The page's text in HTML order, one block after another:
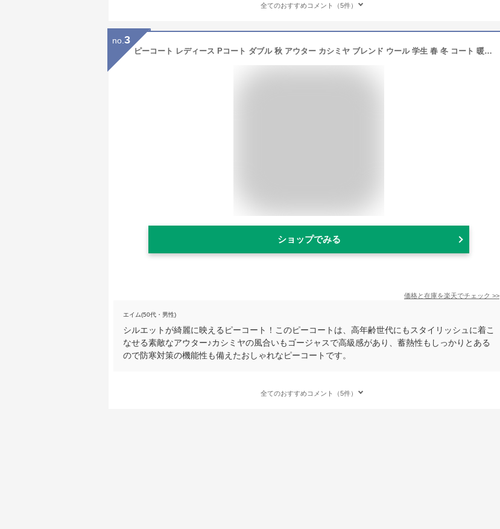
全てのおすすめコメント（5件）
no. 3
ピーコート レディース Pコート ダブル 秋 アウター カシミヤ ブレンド ウール 学生 春 冬 コート 暖かい 通勤 通学 オーバーコート ギフト プレゼント 6F (08000229r)
ショップでみる
価格と在庫を楽天でチェック >>
エイム(50代・男性)
シルエットが綺麗に映えるピーコート！このピーコートは、高年齢世代にもスタイリッシュに着こ
なせる素敵なアウター♪カシミヤの風合いもゴージャスで高級感があり、蓄熱性もしっかりとある
ので防寒対策の機能性も備えたおしゃれなピーコートです。
全てのおすすめコメント（5件）